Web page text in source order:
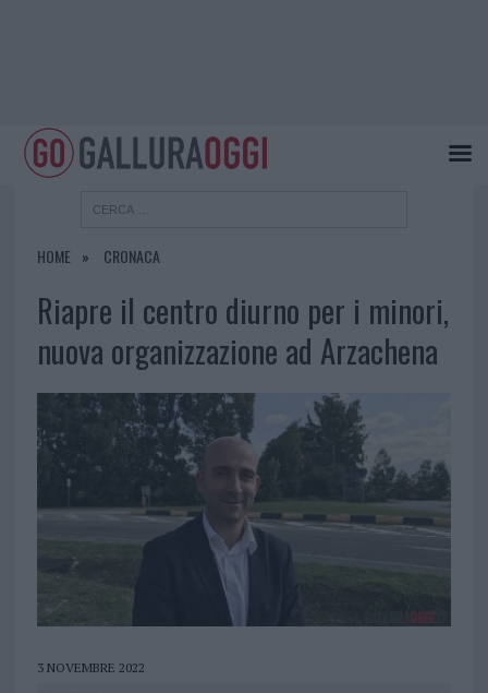
HOME CRONACA
Riapre il centro diurno per i minori,
nuova organizzazione ad Arzachena
3 NOVEMBRE 2022